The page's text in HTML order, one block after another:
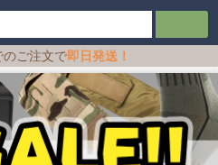
のご注文で即日発送！